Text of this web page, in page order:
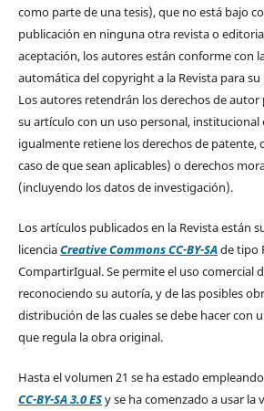
como parte de una tesis), que no está bajo
publicación en ninguna otra revista o
aceptación, los autores están conforme con
automática del copyright a la Revista para
Los autores retendrán los derechos de
su artículo con un uso personal, institucional
igualmente retiene los derechos de patente,
caso de que sean aplicables) o derechos
(incluyendo los datos de investigación).
Los artículos publicados en la Revista están
licenciaCreative Commons CC-BY-SAde tipo
CompartirIgual. Se permite el uso comercial
reconociendo su autoría, y de las posibles
distribución de las cuales se debe hacer con
que regula la obra original.
Hasta el volumen 21 se ha estado
CC-BY-SA 3.0 ESy se ha comenzado a usar la